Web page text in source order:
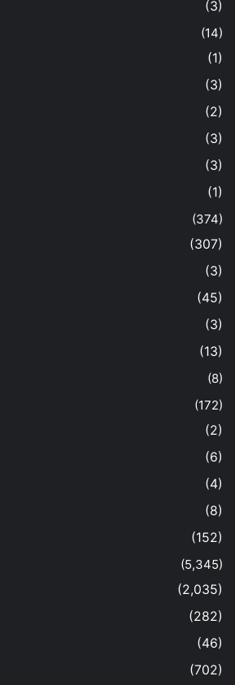
(3)
(14)
(1)
(3)
(2)
(3)
(3)
(1)
(374)
(307)
(3)
(45)
(3)
(13)
(8)
(172)
(2)
(6)
(4)
(8)
(152)
(5,345)
(2,035)
(282)
(46)
(702)